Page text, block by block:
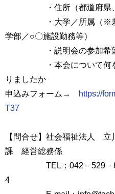
・住所（都道府県、市
・大学／所属（※差し
学部／○〇施設勤務等）
・説明会の参加希
・本会について何を見
りましたか
申込みフォーム→
https://
T37
【問合せ】社会福祉法人
課 経営総務係
TEL：042－529－
4